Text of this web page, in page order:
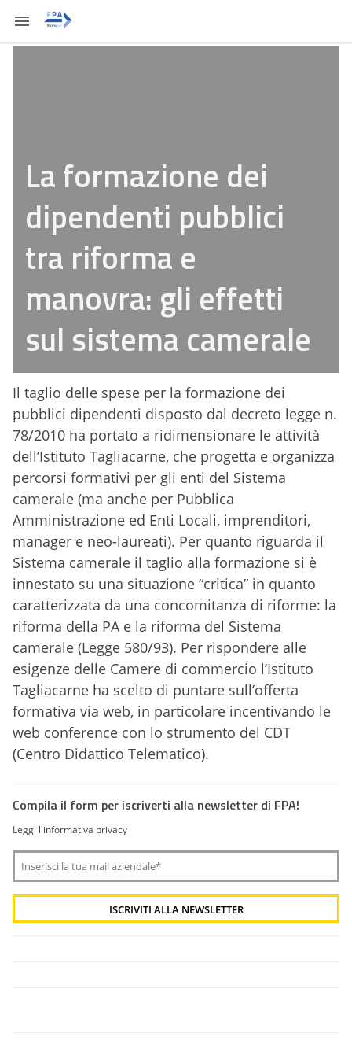
La formazione dei
dipendenti pubblici
tra riforma e
manovra: gli effetti
sul sistema camerale
Il taglio delle spese per la formazione dei
pubblici dipendenti disposto dal decreto legge n.
78/2010 ha portato a ridimensionare le attività
dell’Istituto Tagliacarne, che progetta e organizza
percorsi formativi per gli enti del Sistema
camerale (ma anche per Pubblica
Amministrazione ed Enti Locali, imprenditori,
manager e neo-laureati). Per quanto riguarda il
Sistema camerale il taglio alla formazione si è
innestato su una situazione “critica” in quanto
caratterizzata da una concomitanza di riforme: la
riforma della PA e la riforma del Sistema
camerale (Legge 580/93). Per rispondere alle
esigenze delle Camere di commercio l’Istituto
Tagliacarne ha scelto di puntare sull’offerta
formativa via web, in particolare incentivando le
web conference con lo strumento del CDT
(Centro Didattico Telematico).
Compila il form per iscriverti alla newsletter di FPA!
Leggi l'informativa privacy